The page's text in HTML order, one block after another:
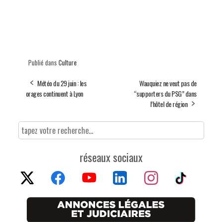
Publié dans Culture
Météo du 29 juin : les
orages continuent à Lyon
Wauquiez ne veut pas de
“supporters du PSG” dans
l’hôtel de région
réseaux sociaux